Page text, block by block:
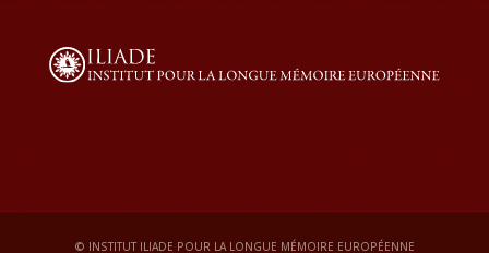
© INSTITUT ILIADE POUR LA LONGUE MÉMOIRE EUROPÉENNE